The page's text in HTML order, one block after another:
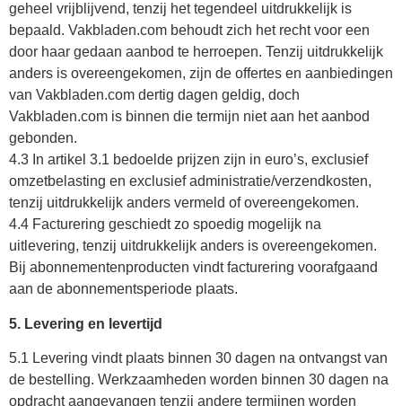
geheel vrijblijvend, tenzij het tegendeel uitdrukkelijk is
bepaald. Vakbladen.com behoudt zich het recht voor een
door haar gedaan aanbod te herroepen. Tenzij uitdrukkelijk
anders is overeengekomen, zijn de offertes en aanbiedingen
van Vakbladen.com dertig dagen geldig, doch
Vakbladen.com is binnen die termijn niet aan het aanbod
gebonden.
4.3 In artikel 3.1 bedoelde prijzen zijn in euro’s, exclusief
omzetbelasting en exclusief administratie/verzendkosten,
tenzij uitdrukkelijk anders vermeld of overeengekomen.
4.4 Facturering geschiedt zo spoedig mogelijk na
uitlevering, tenzij uitdrukkelijk anders is overeengekomen.
Bij abonnementenproducten vindt facturering voorafgaand
aan de abonnementsperiode plaats.
5. Levering en levertijd
5.1 Levering vindt plaats binnen 30 dagen na ontvangst van
de bestelling. Werkzaamheden worden binnen 30 dagen na
opdracht aangevangen tenzij andere termijnen worden